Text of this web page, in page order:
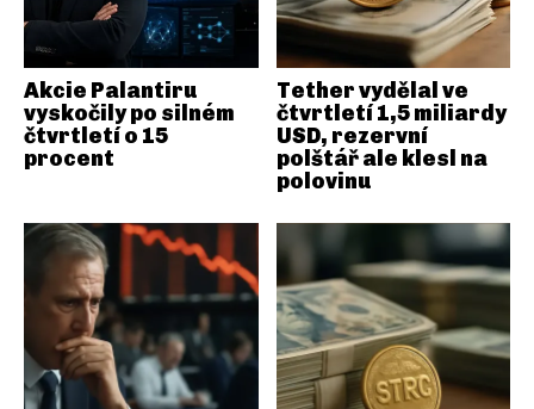
Akcie Palantiru
vyskočily po silném
čtvrtletí o 15
procent
Tether vydělal ve
čtvrtletí 1,5 miliardy
USD, rezervní
polštář ale klesl na
polovinu